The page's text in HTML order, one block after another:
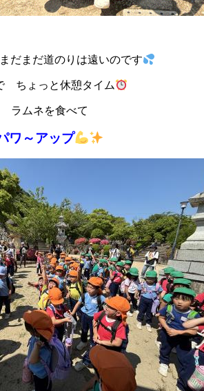
だまだ道のりは遠いのです
ちょっと休憩タイム
ラムネを食べて
ワ～アップ